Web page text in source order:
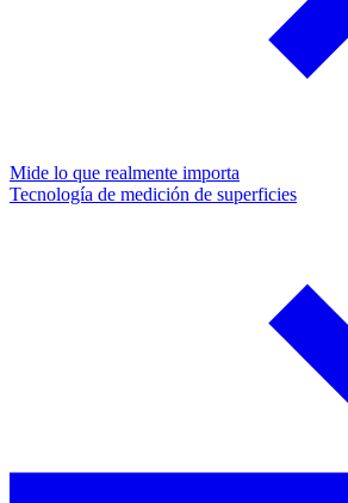
Mide lo que realmente importa
Tecnología de medición de superficies